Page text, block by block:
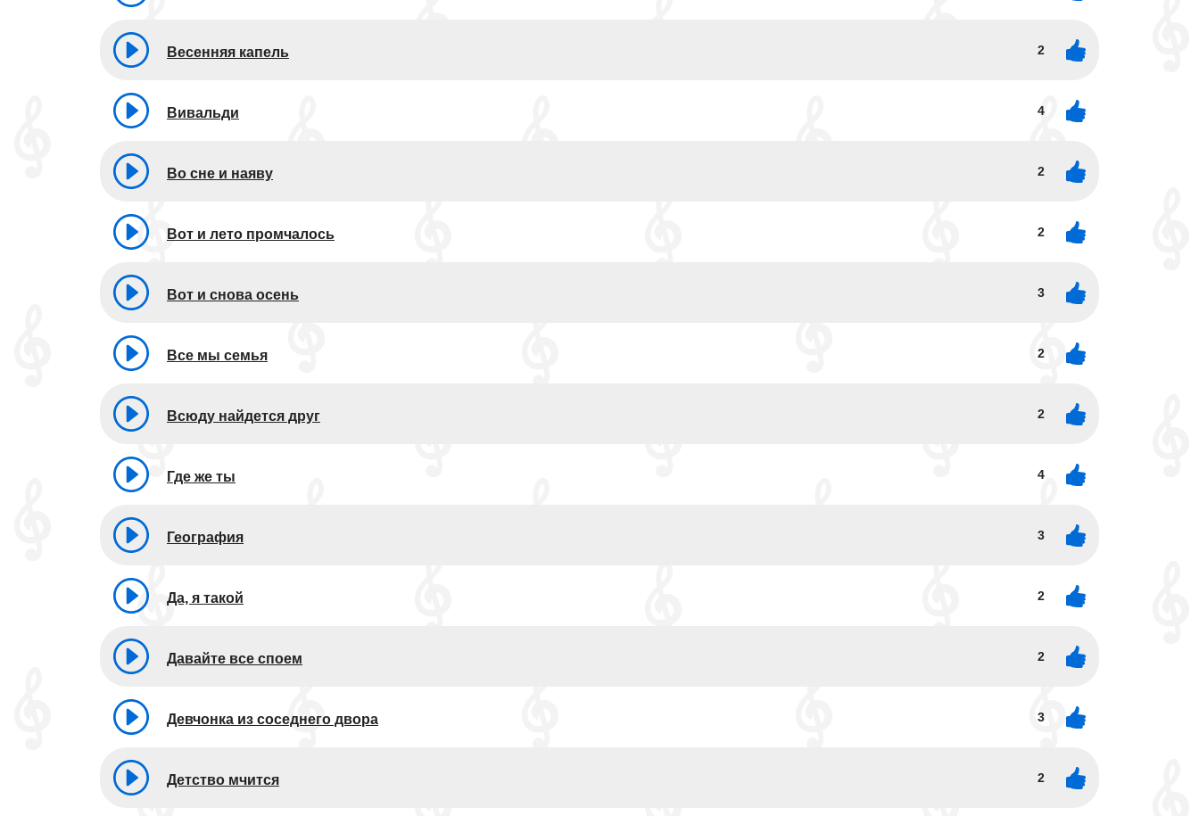
Весенняя капель 2
Вивальди 4
Во сне и наяву 2
Вот и лето промчалось 2
Вот и снова осень 3
Все мы семья 2
Всюду найдется друг 2
Где же ты 4
География 3
Да, я такой 2
Давайте все споем 2
Девчонка из соседнего двора 3
Детство мчится 2